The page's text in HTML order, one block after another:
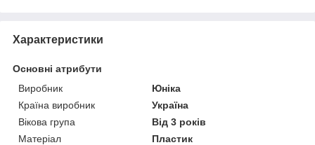
Характеристики
Основні атрибути
Виробник
Юніка
Країна виробник
Україна
Вікова група
Від 3 років
Матеріал
Пластик